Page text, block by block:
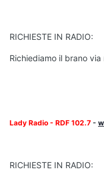
RICHIESTE IN RADIO:
Richiediamo il brano
Lady Radio - RDF 102.7 -
RICHIESTE IN RADIO: